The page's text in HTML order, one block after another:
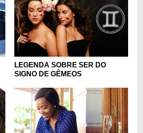
LEGENDA SOBRE SER DO
SIGNO DE GÊMEOS